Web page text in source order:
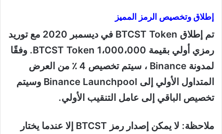
إطلاق وتخصيص الرمز المميز
تم إطلاق BTCST Token في ديسمبر 2020 مع توريد
رمزي أولي بقيمة 1،000،000 BTCST Token. وفقًا
لمدونة Binance ، سيتم تخصيص 4 ٪ من العرض
المتداول الأولي إلى Binance Launchpool وسيتم
تخصيص الباقي إلى عامل التنقيب الأولي.
ملاحظة: لا يمكن إصدار رمز BTCST إلا عندما يختار